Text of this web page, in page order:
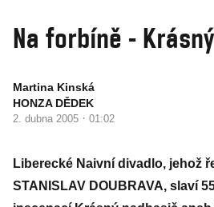
Na forbíně -
Martina Kinská
HONZA DĚDEK
2. dubna 2005 · 01:02
Liberecké Naivní divadlo, jehož
STANISLAV DOUBRAVA, slaví